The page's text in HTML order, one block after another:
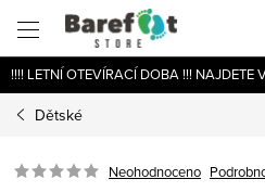
obsah
!!!! LETNÍ OTEVÍRACÍ DOBA !!! NAJDETE
Dětské
Neohodnoceno